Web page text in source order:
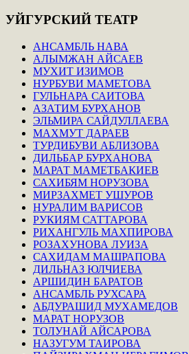
УЙГУРСКИЙ ТЕАТР
АНСАМБЛЬ НАВА
АЛЫМЖАН АЙСАЕВ
МУХИТ ИЗИМОВ
НУРБУВИ МАМЕТОВА
ГУЛЬНАРА САИТОВА
АЗАТИМ БУРХАНОВ
ЭЛЬМИРА САЙДУЛЛАЕВА
МАХМУТ ДАРАЕВ
ТУРДИБУВИ АБЛИЗОВА
ДИЛЬБАР БУРХАНОВА
МАРАТ МАМЕТБАКИЕВ
САХИБЯМ НОРУЗОВА
МИРЗАХМЕТ УШУРОВ
НУРАЛИМ ВАРИСОВ
РУКИЯМ САТТАРОВА
РИХАНГУЛЬ МАХПИРОВА
РОЗАХУНОВА ЛУИЗА
САХИДАМ МАШРАПОВА
ДИЛЬНАЗ ЮЛЧИЕВА
АРШИДИН БАРАТОВ
АНСАМБЛЬ РУХСАРА
АБДУРАШИД МУХАМЕДОВ
МАРАТ НОРУЗОВ
ТОЛУНАЙ АЙСАРОВА
НАЗУГУМ ТАИРОВА